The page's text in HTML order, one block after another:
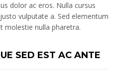
dolor ac eros. Nulla cursus
vulputate a. Sed elementum
molestie nulla pharetra.
SED EST AC ANTE